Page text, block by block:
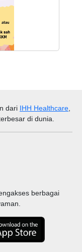
dari IHH Healthcare
di dunia.
berbagai